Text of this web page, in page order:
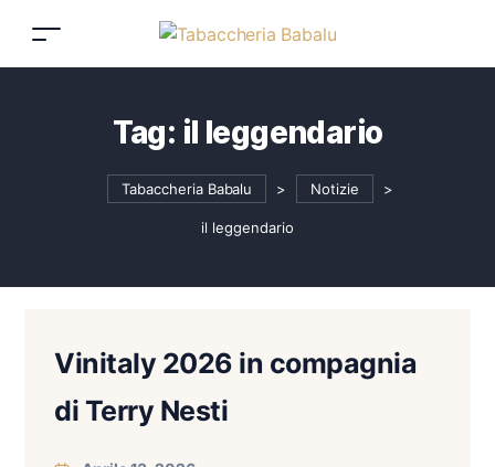
Tag: il leggendario
Tabaccheria Babalu > Notizie >
il leggendario
Vinitaly 2026 in compagnia
di Terry Nesti